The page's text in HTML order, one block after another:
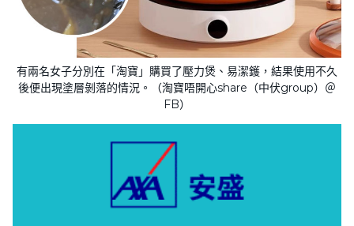
有兩名女子分別在「淘寶」購買了壓力煲、易潔鑊，結果使用不久
後便出現塗層剝落的情況。（淘寶唔開心share（中伏group）＠
FB）